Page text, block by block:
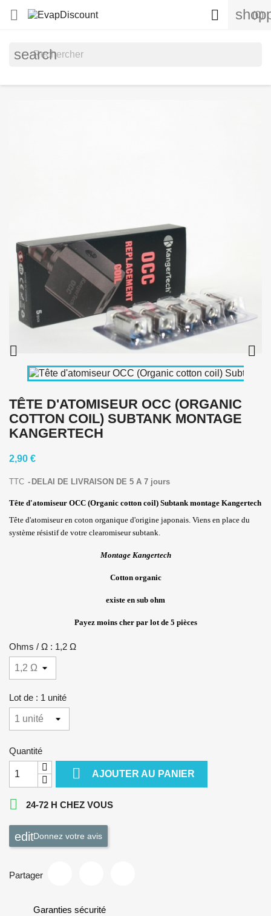
 (0)

search
 
TÊTE D'ATOMISEUR OCC (ORGANIC
COTTON COIL) SUBTANK MONTAGE
KANGERTECH
2,90 €
TTC DELAI DE LIVRAISON DE 5 A 7 jours
Tête d'atomiseur OCC (Organic cotton coil) Subtank montage Kangertech
Tête d'atomiseur en coton organique d'origine japonais. Viens en place du
système résistif de votre clearomiseur subtank.
Montage Kangertech
Cotton organic
existe en sub ohm
Payez moins cher par lot de 5 pièces
Ohms / Ω : 1,2 Ω
Lot de : 1 unité
Quantité
 AJOUTER AU PANIER
 24-72 H CHEZ VOUS
Donnez votre avis
Partager
Garanties sécurité